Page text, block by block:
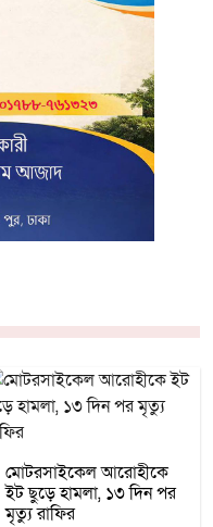
মোটরসাইকেল আরোহীকে
ইট ছুড়ে হামলা, ১৩ দিন পর
মৃত্যু রাফির